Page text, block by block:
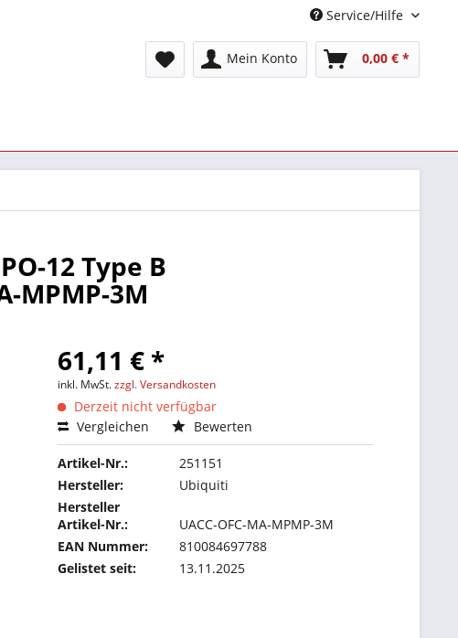
Service/Hilfe
Mein Konto 0,00 € *
12 Type B
MPMP-3M
61,11 € *
inkl. MwSt.zzgl. Versandkosten
Derzeit nicht verfügbar
Vergleichen
Bewerten
Artikel-Nr.:
251151
Hersteller:
Ubiquiti
Hersteller
Artikel-Nr.:
UACC-OFC-MA-MPMP-3M
EAN Nummer:
810084697788
Gelistet seit:
13.11.2025